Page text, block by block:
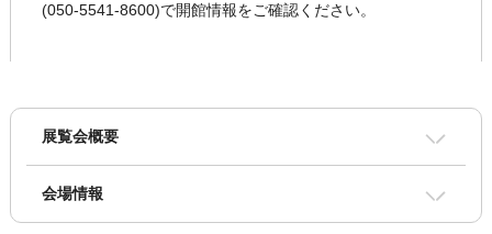
(050-5541-8600)で開館情報をご確認ください。
展覧会概要
会場情報